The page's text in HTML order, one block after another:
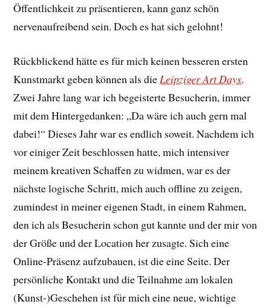
Öffentlichkeit zu präsentieren, kann ganz schön
nervenaufreibend sein. Doch es hat sich gelohnt!
Rückblickend hätte es für mich keinen besseren ersten
Kunstmarkt geben können als dieLeipziger Art Days.
Zwei Jahre lang war ich begeisterte Besucherin, immer
mit dem Hintergedanken: „Da wäre ich auch gern mal
dabei!“ Dieses Jahr war es endlich soweit. Nachdem ich
vor einiger Zeit beschlossen hatte, mich intensiver
meinem kreativen Schaffen zu widmen, war es der
nächste logische Schritt, mich auch offline zu zeigen,
zumindest in meiner eigenen Stadt, in einem Rahmen,
den ich als Besucherin schon gut kannte und der mir von
der Größe und der Location her zusagte. Sich eine
Online-Präsenz aufzubauen, ist die eine Seite. Der
persönliche Kontakt und die Teilnahme am lokalen
(Kunst-)Geschehen ist für mich eine neue, wichtige